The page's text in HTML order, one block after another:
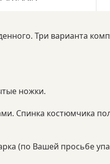
Три варианта
ножки.
Спинка костюмчика
(по Вашей просьбе